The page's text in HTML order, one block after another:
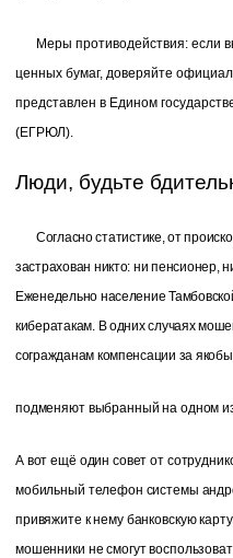
Меры противодействия: если
ценных бумаг, доверяйте
представлен в Едином
(ЕГРЮЛ).
Люди, будьте
Согласно статистике, от
застрахован никто: ни пенсионер,
Еженедельно население
кибератакам. В одних случаях
согражданам компенсации за
подменяют выбранный на одном
А вот ещё один совет от
мобильный телефон системы
привяжите к нему банковскую
мошенники не смогут